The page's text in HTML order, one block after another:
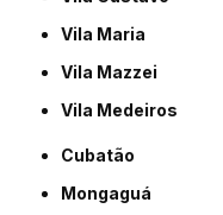
Vila Maria
Vila Mazzei
Vila Medeiros
Cubatão
Mongaguá